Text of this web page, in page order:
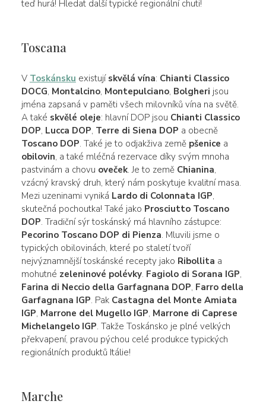
teď hurá! Hledat další typické regionální chuti!
Toscana
V Toskánsku existují skvělá vína: Chianti Classico
DOCG, Montalcino, Montepulciano, Bolgheri jsou
jména zapsaná v paměti všech milovníků vína na světě.
A také skvělé oleje: hlavní DOP jsou Chianti Classico
DOP, Lucca DOP, Terre di Siena DOP a obecně
Toscano DOP. Také je to odjakživa země pšenice a
obilovin, a také mléčná rezervace díky svým mnoha
pastvinám a chovu oveček. Je to země Chianina,
vzácný kravský druh, který nám poskytuje kvalitní masa.
Mezi uzeninami vyniká Lardo di Colonnata IGP,
skutečná pochoutka! Také jako Prosciutto Toscano
DOP. Tradiční sýr toskánský má hlavního zástupce:
Pecorino Toscano DOP di Pienza. Mluvili jsme o
typických obilovinách, které po staletí tvoří
nejvýznamnější toskánské recepty jako Ribollita a
mohutné zeleninové polévky. Fagiolo di Sorana IGP,
Farina di Neccio della Garfagnana DOP, Farro della
Garfagnana IGP. Pak Castagna del Monte Amiata
IGP, Marrone del Mugello IGP, Marrone di Caprese
Michelangelo IGP. Takže Toskánsko je plné velkých
překvapení, pravou pýchou celé produkce typických
regionálních produktů Itálie!
Marche